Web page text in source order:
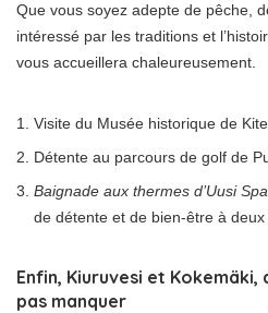
Que vous soyez adepte de pêche,
intéressé par les traditions et
vous accueillera chaleureusement.
Visite du Musée historique de
Détente au parcours de golf de
Baignade aux thermes d’Uusi Spa
de détente et de bien-être à deux
Enfin, Kiuruvesi et Kokemäki,
pas manquer